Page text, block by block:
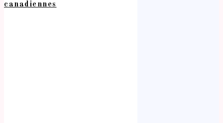
canadiennes